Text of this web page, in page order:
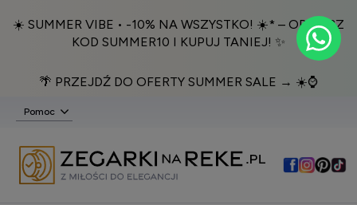
☀️ SUMMER VIBE • -10% NA WSZYSTKO! ☀️* – ODBIERZ
KOD SUMMER10 I KUPUJ TANIEJ! ✨
🌴 PRZEJDŹ DO OFERTY SUMMER SALE → ☀️⌚️
Pomoc